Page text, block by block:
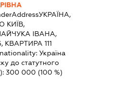
УКРАЇНА,
КИЇВ,
ІВАНА,
111
Україна
до статутного
300 000 (100 %)